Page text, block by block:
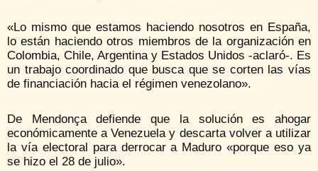
«Lo mismo que estamos haciendo nosotros en España,
lo están haciendo otros miembros de la organización en
Colombia, Chile, Argentina y Estados Unidos -aclaró-. Es
un trabajo coordinado que busca que se corten las vías
de financiación hacia el régimen venezolano».
De Mendonça defiende que la solución es ahogar
económicamente a Venezuela y descarta volver a utilizar
la vía electoral para derrocar a Maduro «porque eso ya
se hizo el 28 de julio».